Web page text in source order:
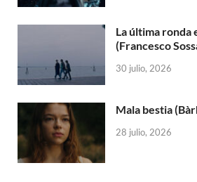
La última ronda
(Francesco
30 julio, 2026
Mala bestia
28 julio, 2026